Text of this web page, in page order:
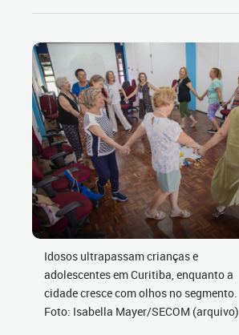
Idosos ultrapassam crianças e
adolescentes em Curitiba, enquanto a
cidade cresce com olhos no segmento.
Foto: Isabella Mayer/SECOM (arquivo)